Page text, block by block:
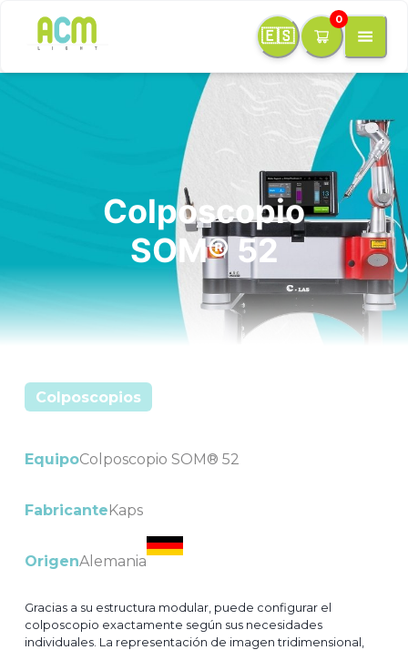
🇪🇸
0
Colposcopio
SOM® 52
Colposcopios
EquipoColposcopio SOM® 52
FabricanteKaps
OrigenAlemania
Gracias a su estructura modular, puede configurar el
colposcopio exactamente según sus necesidades
individuales. La representación de imagen tridimensional,